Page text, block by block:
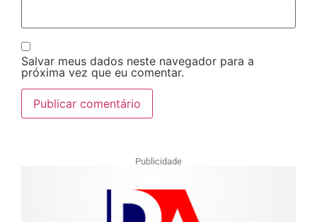
Salvar meus dados neste navegador para a
próxima vez que eu comentar.
Publicidade